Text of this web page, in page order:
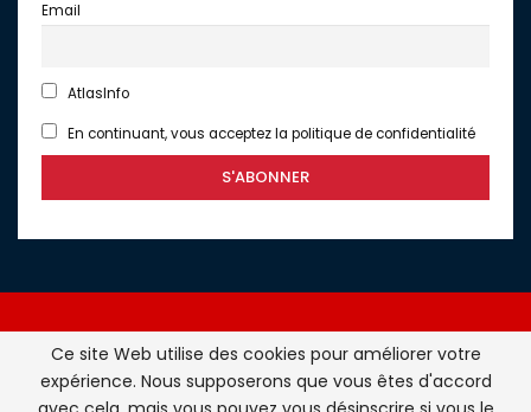
Email
AtlasInfo
En continuant, vous acceptez la politique de confidentialité
Atlasinfo.fr : l'essentiel de l'actualité de la France et du
Ce site Web utilise des cookies pour améliorer votre
expérience. Nous supposerons que vous êtes d'accord